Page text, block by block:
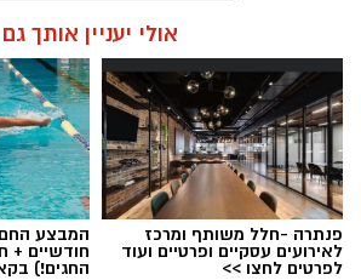
שמואל סרדינס / 10:23 18.10.20אולי יעניין אותך גם
פנתרה -חלל משותף ומרכז
לאירועים עסקיים ופרטיים ועוד
לפרטים לחצו >>
המבצע
חודשיים +
החגים!)